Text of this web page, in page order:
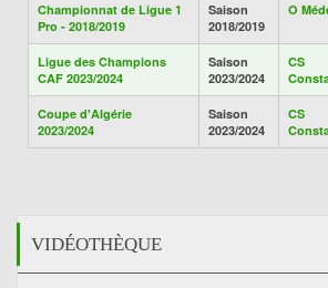
Championnat de Ligue 1
Pro - 2018/2019
Saison
2018/2019
O
Ligue des Champions
CAF 2023/2024
Saison
2023/2024
CS
Coupe d'Algérie
2023/2024
Saison
2023/2024
CS
VIDÉOTHÈQUE